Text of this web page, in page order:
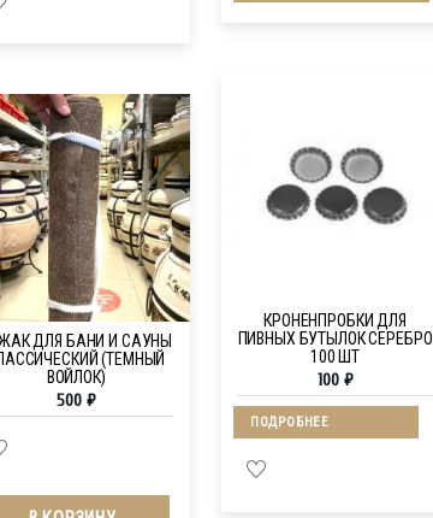
КРОНЕНПРОБКИ ДЛЯ
ПИВНЫХ БУТЫЛОК СЕРЕБРО
100 ШТ
100 ₽
ПОДРОБНЕЕ
ДЛЯ БАНИ И САУНЫ
(ТЕМНЫЙ
ВОЙЛОК)
500 ₽